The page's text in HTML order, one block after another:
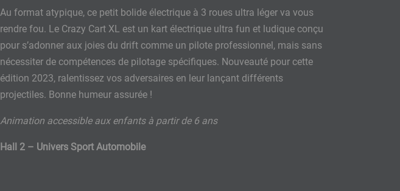
Au format atypique, ce petit bolide électrique à 3 roues ultra léger va vous
rendre fou. Le Crazy Cart XL est un kart électrique ultra fun et ludique conçu
pour s’adonner aux joies du drift comme un pilote professionnel, mais sans
nécessiter de compétences de pilotage spécifiques. Nouveauté pour cette
édition 2023, ralentissez vos adversaires en leur lançant différents
projectiles. Bonne humeur assurée !
Animation accessible aux enfants à partir de 6 ans
Hall 2 – Univers Sport Automobile